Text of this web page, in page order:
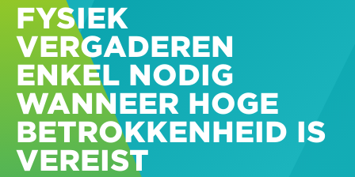
FYSIEK
VERGADEREN
ENKEL NODIG
WANNEER HOGE
BETROKKENHEID IS
VEREIST